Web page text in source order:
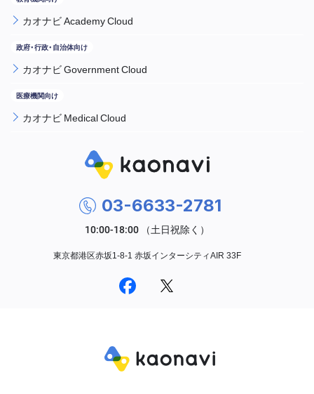
カオナビ Academy Cloud
カオナビ Government Cloud
カオナビ Medical Cloud
03-6633-2781
東京都港区赤坂1-8-1 赤坂インターシティAIR 33F